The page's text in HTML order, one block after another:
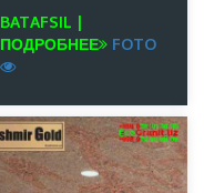
BATAFSIL |
ПОДРОБНЕЕ
FOTO